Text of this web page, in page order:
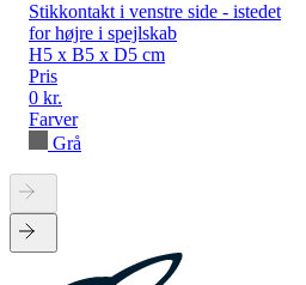
Stikkontakt i venstre side - istedet
for højre i spejlskab
H5 x B5 x D5 cm
Pris
0 kr.
Farver
Grå